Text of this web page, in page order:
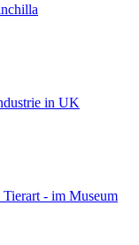
in UK
Tierart - im Museum